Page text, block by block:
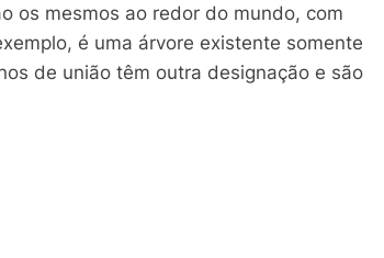
os mesmos ao redor do mundo, com
é uma árvore existente somente
de união têm outra designação e são